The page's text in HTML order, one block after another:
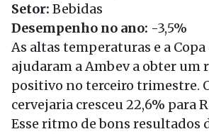
Setor: Bebidas
Desempenho no ano: -3,5%
As altas temperaturas e a
ajudaram a Ambev a obter um
positivo no terceiro trimestre.
cervejaria cresceu 22,6% para
Esse ritmo de bons resultados